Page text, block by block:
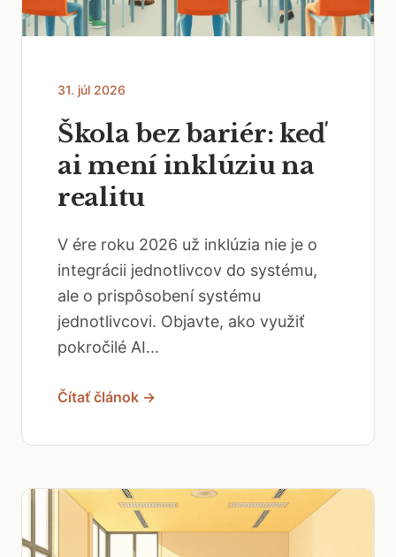
31. júl 2026
Škola bez bariér: keď
ai mení inklúziu na
realitu
V ére roku 2026 už inklúzia nie je o
integrácii jednotlivcov do systému,
ale o prispôsobení systému
jednotlivcovi. Objavte, ako využiť
pokročilé AI...
Čítať článok →